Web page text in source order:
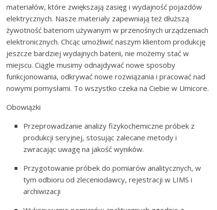
materiałów, które zwiększają zasięg i wydajność pojazdów
elektrycznych. Nasze materiały zapewniają też dłuższą
żywotność bateriom używanym w przenośnych urządzeniach
elektronicznych. Chcąc umożliwić naszym klientom produkcję
jeszcze bardziej wydajnych baterii, nie możemy stać w
miejscu. Ciągle musimy odnajdywać nowe sposoby
funkcjonowania, odkrywać nowe rozwiązania i pracować nad
nowymi pomysłami. To wszystko czeka na Ciebie w Umicore.
Obowiązki
Przeprowadzanie analizy fizykochemiczne próbek z
produkcji seryjnej, stosując zalecane metody i
zwracając uwagę na jakość wyników.
Przygotowanie próbek do pomiarów analitycznych, w
tym odbioru od zleceniodawcy, rejestracji w LIMS i
archiwizacji